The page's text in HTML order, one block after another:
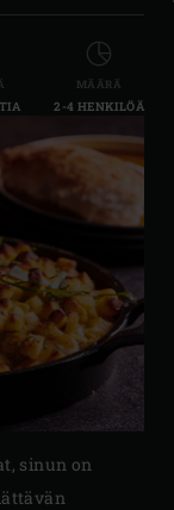
MÄÄRÄ
2-4 HENKILÖÄ
sinun on